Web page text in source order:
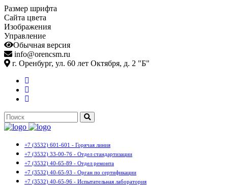
Размер шрифта
Сайта цвета
Изображения
Управление
Обычная версия
info@orencsm.ru
г. Оренбург, ул. 60 лет Октября, д. 2 "Б"
+7 (3532) 601-601 - Горячая линия
+7 (3532) 33-00-76 - Отдел стандартизации
+7 (3532) 40-65-89 - Отдел ремонта
+7 (3532) 40-65-93 - Орган по сертификации
+7 (3532) 40-65-96 - Испытательная лаборатория